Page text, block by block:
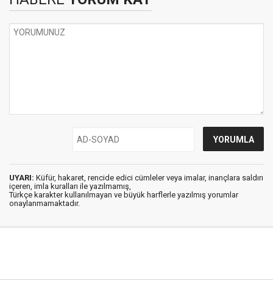
UYARI: Küfür, hakaret, rencide edici cümleler veya imalar, inançlara saldırı
içeren, imla kuralları ile yazılmamış,
Türkçe karakter kullanılmayan ve büyük harflerle yazılmış yorumlar
onaylanmamaktadır.